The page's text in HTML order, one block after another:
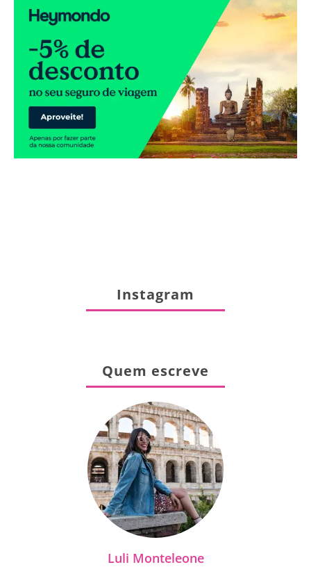
Instagram
Quem escreve
Luli Monteleone